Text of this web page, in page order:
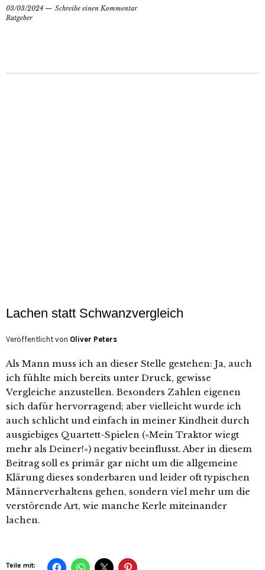
03/03/2024
Schreibe einen Kommentar
Ratgeber
Lachen statt Schwanzvergleich
Veröffentlicht von Oliver Peters
Als Mann muss ich an dieser Stelle gestehen: Ja, auch
ich fühlte mich bereits unter Druck, gewisse
Vergleiche anzustellen. Besonders Zahlen eigenen
sich dafür hervorragend; aber vielleicht wurde ich
auch schlicht und einfach in meiner Kindheit durch
ausgiebiges Quartett-Spielen (»Mein Traktor wiegt
mehr als Deiner!«) negativ beeinflusst. Aber in diesem
Beitrag soll es primär gar nicht um die allgemeine
Klärung dieses sonderbaren und leider oft typischen
Männerverhaltens gehen, sondern viel mehr um die
verstörende Art, wie manche Kerle miteinander
lachen.
Teile mit: